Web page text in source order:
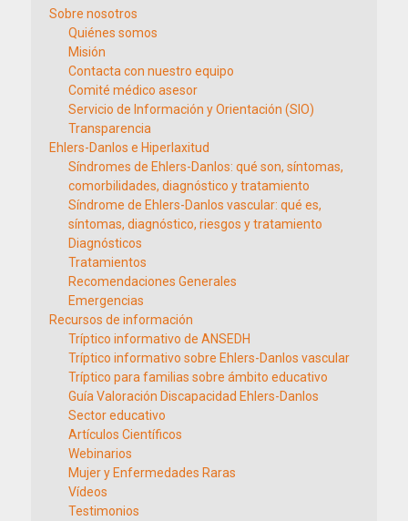
Sobre nosotros
Quiénes somos
Misión
Contacta con nuestro equipo
Comité médico asesor
Servicio de Información y Orientación (SIO)
Transparencia
Ehlers-Danlos e Hiperlaxitud
Síndromes de Ehlers-Danlos: qué son, síntomas,
comorbilidades, diagnóstico y tratamiento
Síndrome de Ehlers-Danlos vascular: qué es,
síntomas, diagnóstico, riesgos y tratamiento
Diagnósticos
Tratamientos
Recomendaciones Generales
Emergencias
Recursos de información
Tríptico informativo de ANSEDH
Tríptico informativo sobre Ehlers-Danlos vascular
Tríptico para familias sobre ámbito educativo
Guía Valoración Discapacidad Ehlers-Danlos
Sector educativo
Artículos Científicos
Webinarios
Mujer y Enfermedades Raras
Vídeos
Testimonios